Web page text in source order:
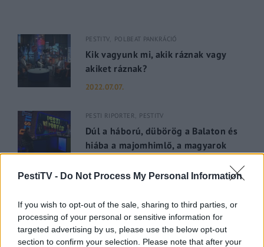
PestiTV - Do Not Process My Personal Information
If you wish to opt-out of the sale, sharing to third parties, or
processing of your personal or sensitive information for
targeted advertising by us, please use the below opt-out
section to confirm your selection. Please note that after your
PESTITV POLBEAT PANKRÁCIÓ
Kik vagyunk mi, akik ráznak vagy
akiket ráznak?
2022.07.07.
PESTI RIPORTER PESTITV
Dúl a háború, dübörög a Balaton és
hiába a majomhimlő, a magyarok
2022.05.31.
GERILLA BÁR PESTITV
Kiderült Geszler Dorottya
szépségének titka